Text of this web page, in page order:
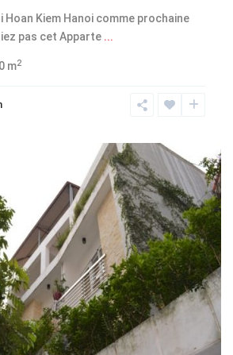
Hoan Kiem Hanoi comme prochaine
pas cet Apparte ...
m2